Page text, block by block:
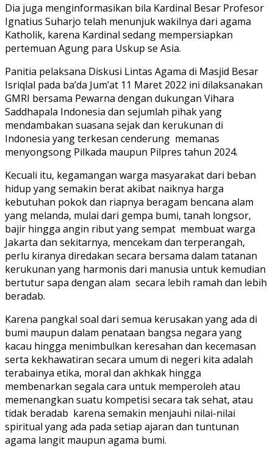
Dia juga menginformasikan bila Kardinal Besar Profesor
Ignatius Suharjo telah menunjuk wakilnya dari agama
Katholik, karena Kardinal sedang mempersiapkan
pertemuan Agung para Uskup se Asia.
Panitia pelaksana Diskusi Lintas Agama di Masjid Besar
Isriqlal pada ba’da Jum’at 11 Maret 2022 ini dilaksanakan
GMRI bersama Pewarna dengan dukungan Vihara
Saddhapala Indonesia dan sejumlah pihak yang
mendambakan suasana sejak dan kerukunan di
Indonesia yang terkesan cenderung memanas
menyongsong Pilkada maupun Pilpres tahun 2024.
Kecuali itu, kegamangan warga masyarakat dari beban
hidup yang semakin berat akibat naiknya harga
kebutuhan pokok dan riapnya beragam bencana alam
yang melanda, mulai dari gempa bumi, tanah longsor,
bajir hingga angin ribut yang sempat membuat warga
Jakarta dan sekitarnya, mencekam dan terperangah,
perlu kiranya diredakan secara bersama dalam tatanan
kerukunan yang harmonis dari manusia untuk kemudian
bertutur sapa dengan alam secara lebih ramah dan lebih
beradab.
Karena pangkal soal dari semua kerusakan yang ada di
bumi maupun dalam penataan bangsa negara yang
kacau hingga menimbulkan keresahan dan kecemasan
serta kekhawatiran secara umum di negeri kita adalah
terabainya etika, moral dan akhkak hingga
membenarkan segala cara untuk memperoleh atau
memenangkan suatu kompetisi secara tak sehat, atau
tidak beradab karena semakin menjauhi nilai-nilai
spiritual yang ada pada setiap ajaran dan tuntunan
agama langit maupun agama bumi.